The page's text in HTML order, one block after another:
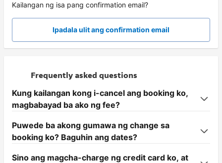
Kailangan ng isa pang confirmation email?
Ipadala ulit ang confirmation email
Frequently asked questions
Kung kailangan kong i-cancel ang booking ko,
magbabayad ba ako ng fee?
Puwede ba akong gumawa ng change sa
booking ko? Baguhin ang dates?
Sino ang magcha-charge ng credit card ko, at